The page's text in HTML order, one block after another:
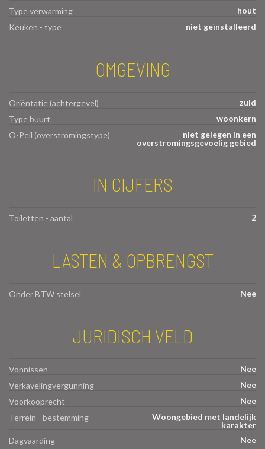
Type verwarming
hout
Keuken - type
niet geïnstalleerd
OMGEVING
Oriëntatie (achtergevel)
zuid
Type buurt
woonkern
O-Peil (overstromingstype)
niet gelegen in een
overstromingsgevoelig gebied
IN CIJFERS
Toiletten - aantal 2
LASTEN & OPBRENGST
Onder BTW stelsel Nee
JURIDISCH VELD
Vonnissen
Nee
Verkavelingvergunning
Nee
Voorkooprecht
Nee
Terrein - bestemming
Woongebied met landelijk
karakter
Dagvaarding
Nee